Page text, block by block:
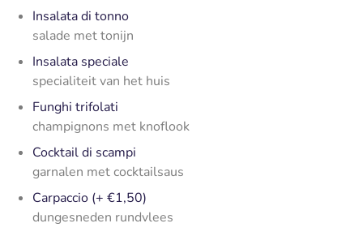
Insalata di tonno
salade met tonijn
Insalata speciale
specialiteit van het huis
Funghi trifolati
champignons met knoflook
Cocktail di scampi
garnalen met cocktailsaus
Carpaccio (+ €1,50)
dungesneden rundvlees